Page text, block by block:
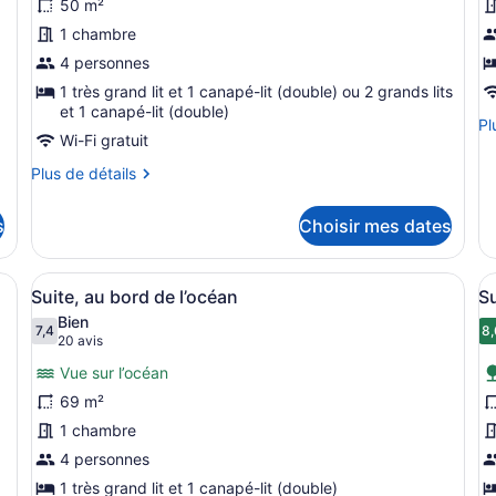
ce
type
de
chambre :
Junior
Suite
Oceanfront
50 m²
1 chambre
4 personnes
1 très grand lit et 1 canapé-lit (double) ou 2 grands lits
et 1 canapé-lit (double)
Wi-Fi gratuit
Plus de détails
Plus
Junior
Suite
Oceanfront
Choisir mes dates
laau
de
la
grand lit, un téléviseur à écran plat, un ventilateur de plafond et une
Afficher
toutes
les
photos
pour
ce
type
de
chambre :
Une chambre d’hôtel moderne
9
Suite, au bord de l’océan
7,47,4 sur 10
Bien
20 avis
(20 avis)
Vue sur l’océan
69 m²
1 chambre
4 personnes
1 très grand lit et 1 canapé-lit (double)